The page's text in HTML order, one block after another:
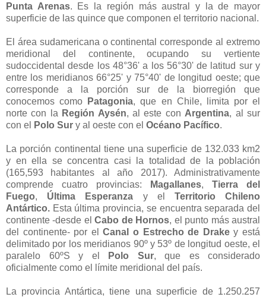
Punta Arenas. Es la región más austral y la de mayor
superficie de las quince que componen el territorio nacional.
El área sudamericana o continental corresponde al extremo
meridional del continente, ocupando su vertiente
sudoccidental desde los 48°36' a los 56°30' de latitud sur y
entre los meridianos 66°25' y 75°40' de longitud oeste; que
corresponde a la porción sur de la biorregión que
conocemos como
Patagonia, que en Chile, limita por el
norte con la Región Aysén, al este con Argentina, al sur
con el
Polo Sur y al oeste con el Océano Pacífico.
La porción continental tiene una superficie de 132.033 km2
y en ella se concentra casi la totalidad de la población
(165,593 habitantes al año 2017). Administrativamente
comprende cuatro provincias:
Magallanes, Tierra del
Fuego, Última Esperanza y el Territorio Chileno
Antártico. Esta última provincia, se encuentra separada del
continente -desde elCabo de Hornos, el punto más austral
del continente- por elCanal o Estrecho de Drakey está
delimitado por los meridianos 90º y 53º de longitud oeste, el
paralelo 60ºS y el
Polo Sur, que es considerado
oficialmente como el límite meridional del país.
La provincia Antártica, tiene una superficie de 1.250.257